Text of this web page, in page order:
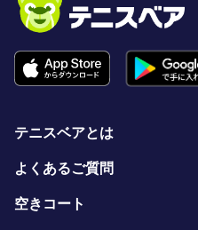
テニスベアとは
よくあるご質問
空きコート